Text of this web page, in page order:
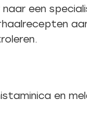
een
en